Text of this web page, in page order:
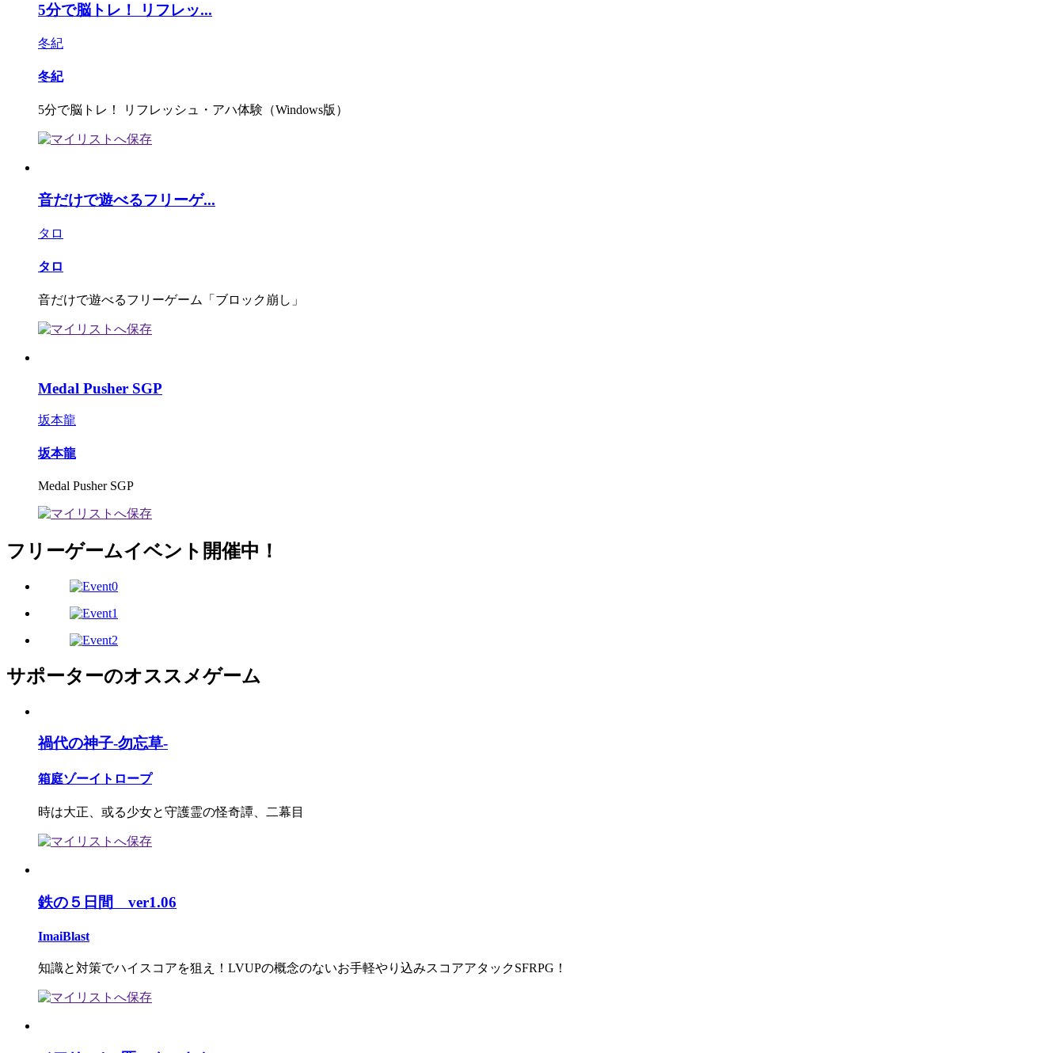
5分で脳トレ！ リフレッ...
冬紀
冬紀
5分で脳トレ！ リフレッシュ・アハ体験（Windows版）
音だけで遊べるフリーゲ...
タロ
タロ
音だけで遊べるフリーゲーム「ブロック崩し」
Medal Pusher SGP
坂本龍
坂本龍
Medal Pusher SGP
フリーゲームイベント開催中！
サポーターのオススメゲーム
禍代の神子-勿忘草-
箱庭ゾーイトロープ
時は大正、或る少女と守護霊の怪奇譚、二幕目
鉄の５日間 ver1.06
ImaiBlast
知識と対策でハイスコアを狙え！LVUPの概念のないお手軽やり込みスコアアタックSFRPG！